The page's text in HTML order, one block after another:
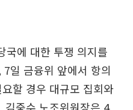
국에 대한 투쟁 의지를
일 금융위 앞에서 항의
할 경우 대규모 집회와
김중수 노조위원장은 4